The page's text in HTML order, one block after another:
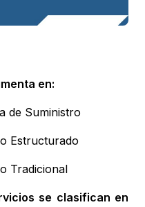
en:
de Suministro
Estructurado
Tradicional
se clasifican en